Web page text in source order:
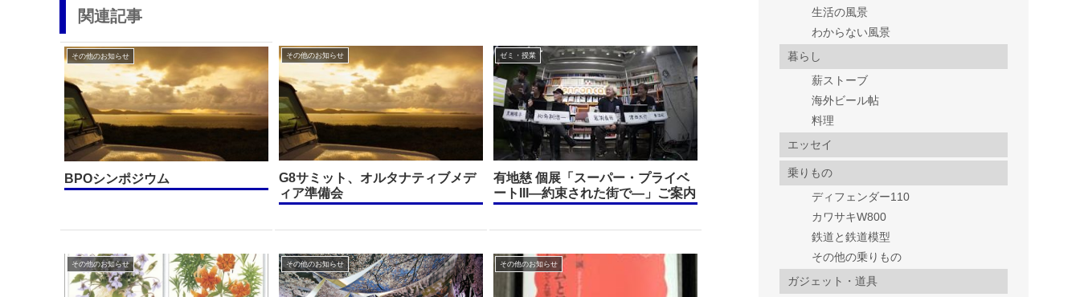
関連記事
その他のお知らせ
BPOシンポジウム
その他のお知らせ
G8サミット、オルタナティブメデ
ィア準備会
ゼミ・授業
有地慈 個展「スーパー・プライベ
ートIII—約束された街で—」ご案内
その他のお知らせ その他のお知らせ その他のお知らせ
生活の風景
わからない風景
暮らし
薪ストーブ
海外ビール帖
料理
エッセイ
乗りもの
ディフェンダー110
カワサキW800
鉄道と鉄道模型
その他の乗りもの
ガジェット・道具